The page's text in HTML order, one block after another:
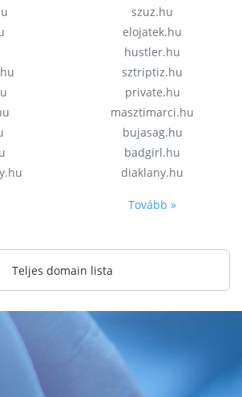
szuz.hu
elojatek.hu
hustler.hu
sztriptiz.hu
private.hu
masztimarci.hu
bujasag.hu
badgirl.hu
diaklany.hu
Tovább »
Teljes domain lista